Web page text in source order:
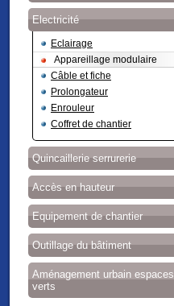
Electricité
Eclairage
Appareillage modulaire
Câble et fiche
Prolongateur
Enrouleur
Coffret de chantier
Quincaillerie serrurerie
Accès en hauteur
Equipement de chantier
Outillage du bâtiment
Aménagement urbain espaces
verts